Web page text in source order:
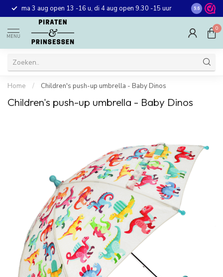
ma 3 aug open 13 -16 u, di 4 aug open 9.30 -15 uur Gratis
winkel in
9.6
MENU
0
Home / Children's push-up umbrella - Baby Dinos
Children's push-up umbrella - Baby Dinos